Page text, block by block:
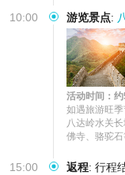
10:00 游览景点:
活动时间：
如遇旅游旺
八达岭水关
佛寺、骆驼
15:00 返程: 行程